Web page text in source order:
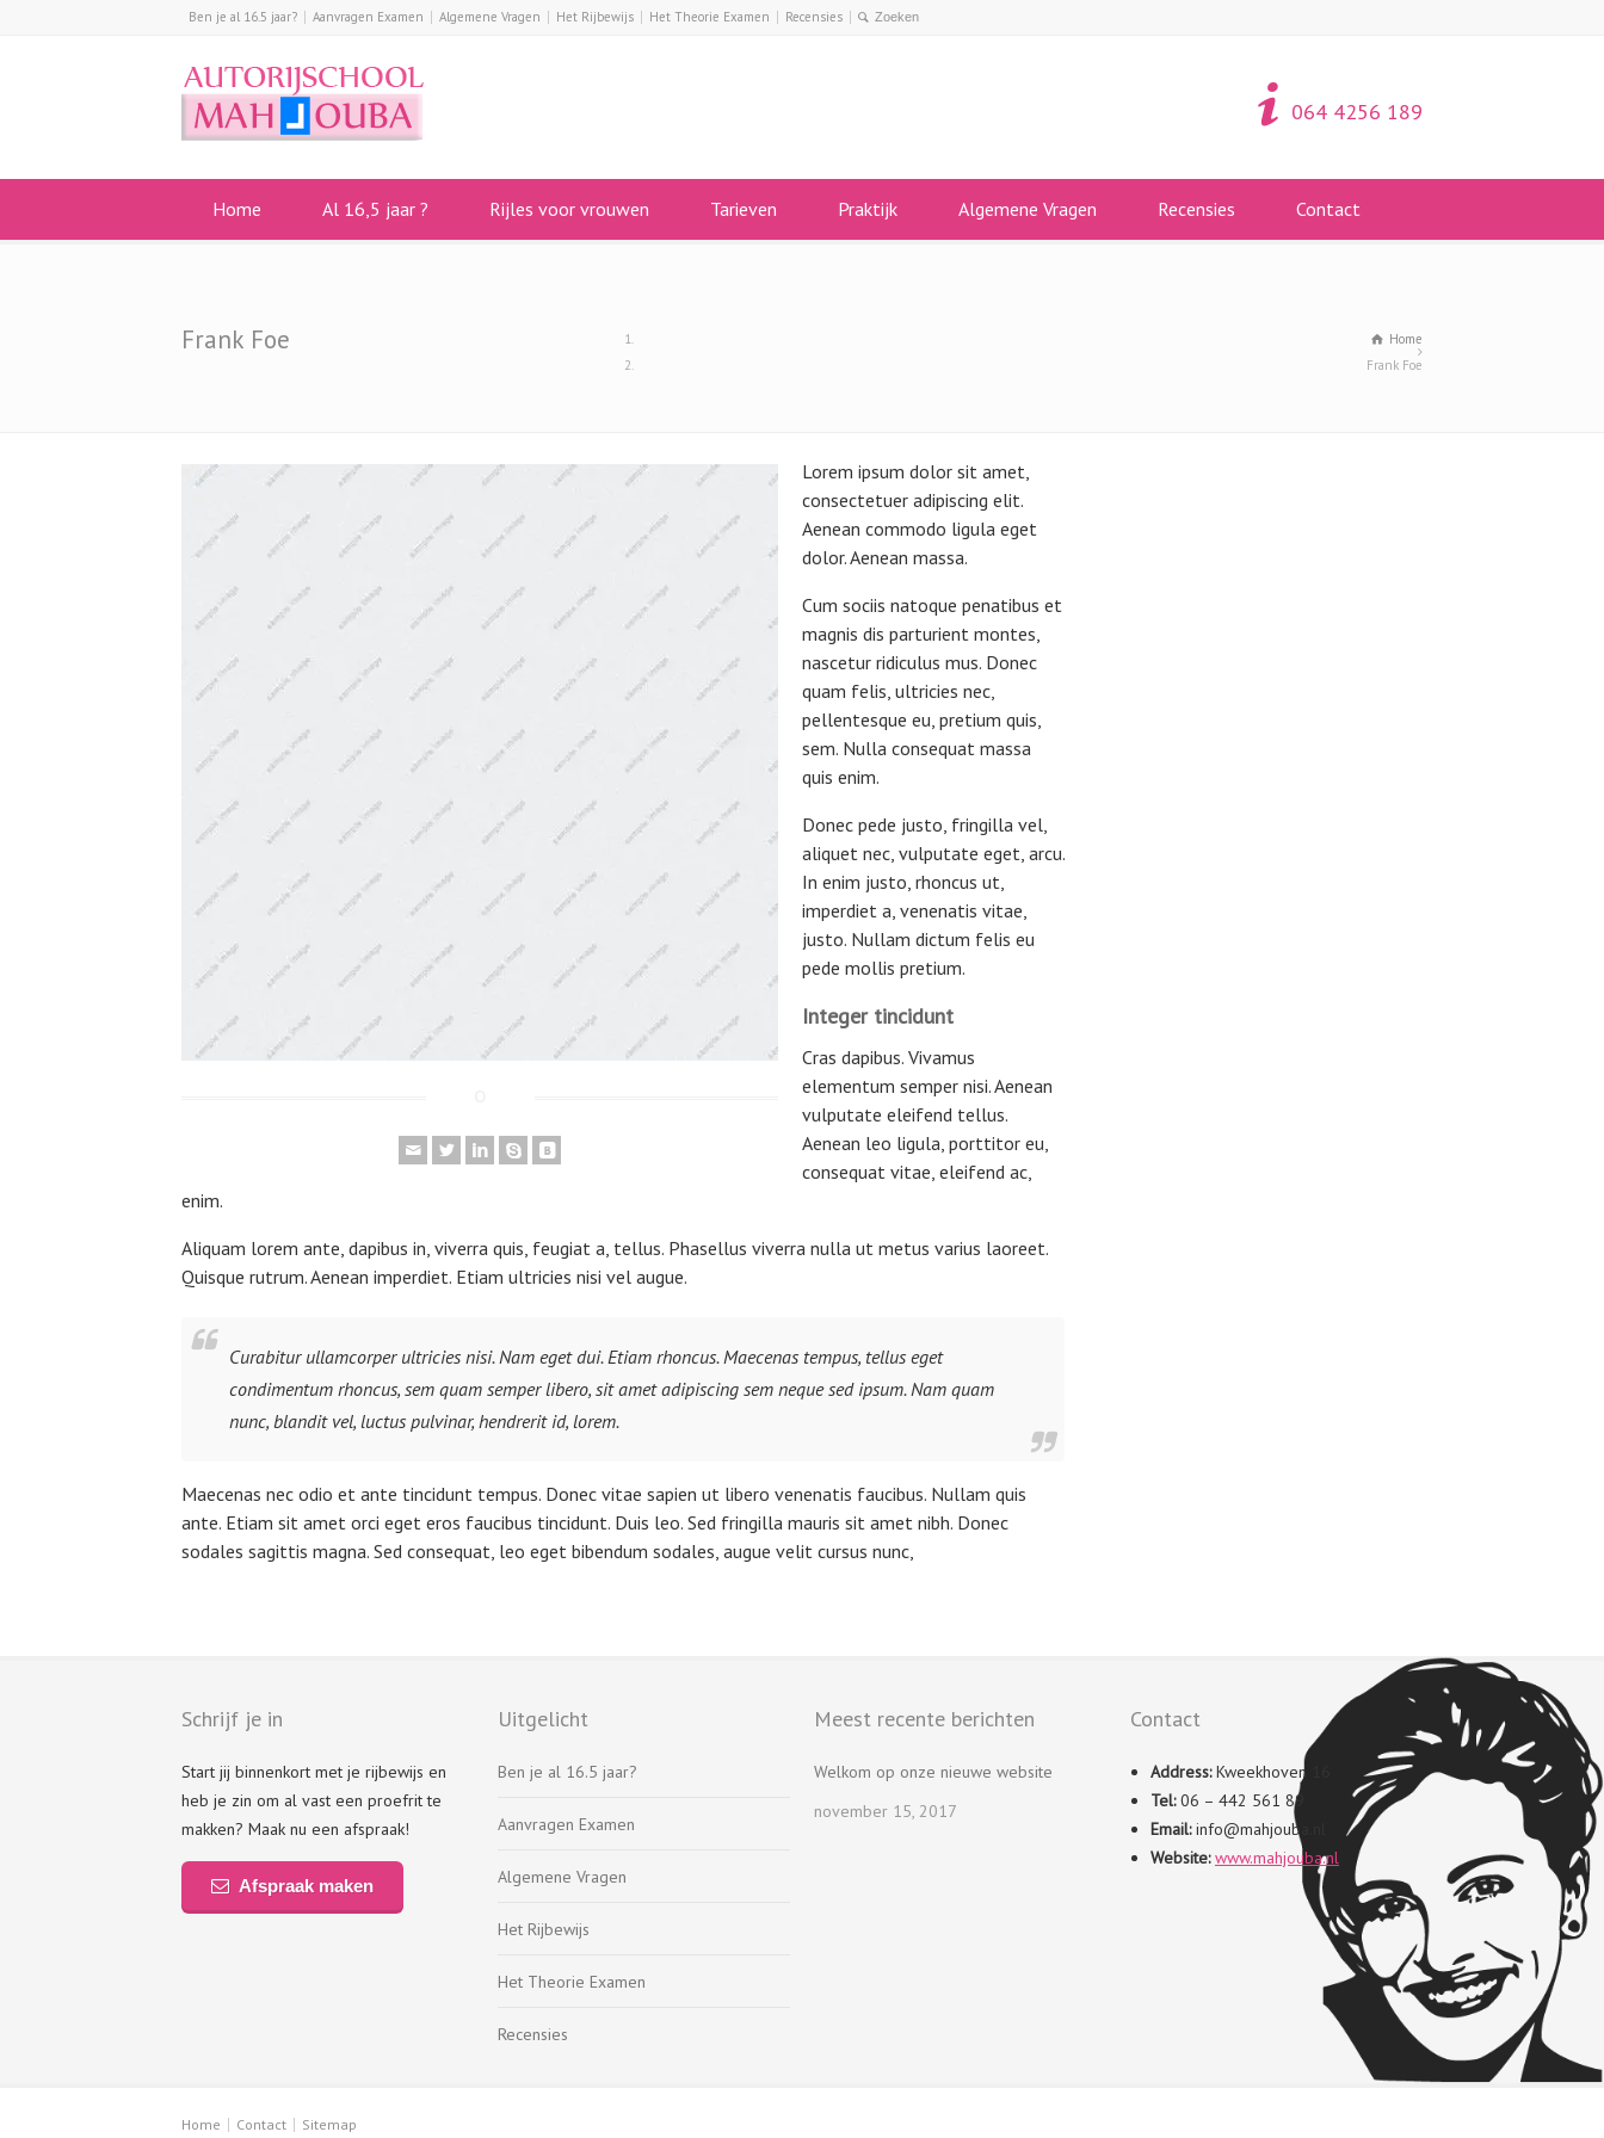
Ben je al 16.5 jaar? Aanvragen Examen Algemene Vragen Het Rijbewijs Het Theorie Examen Recensies
064 4256 189
Home Al 16,5 jaar ? Rijles voor vrouwen Tarieven Praktijk Algemene Vragen Recensies Contact
Frank Foe
Home
Frank Foe
Lorem ipsum dolor sit amet,
consectetuer adipiscing elit.
Aenean commodo ligula eget
dolor. Aenean massa.
Cum sociis natoque penatibus et
magnis dis parturient montes,
nascetur ridiculus mus. Donec
quam felis, ultricies nec,
pellentesque eu, pretium quis,
sem. Nulla consequat massa
quis enim.
Donec pede justo, fringilla vel,
aliquet nec, vulputate eget, arcu.
In enim justo, rhoncus ut,
imperdiet a, venenatis vitae,
justo. Nullam dictum felis eu
pede mollis pretium.
Integer tincidunt
Cras dapibus. Vivamus
elementum semper nisi. Aenean
vulputate eleifend tellus.
Aenean leo ligula, porttitor eu,
consequat vitae, eleifend ac,
enim.
Aliquam lorem ante, dapibus in, viverra quis, feugiat a, tellus. Phasellus viverra nulla ut metus varius laoreet.
Quisque rutrum. Aenean imperdiet. Etiam ultricies nisi vel augue.
Curabitur ullamcorper ultricies nisi. Nam eget dui. Etiam rhoncus. Maecenas tempus, tellus eget
condimentum rhoncus, sem quam semper libero, sit amet adipiscing sem neque sed ipsum. Nam quam
nunc, blandit vel, luctus pulvinar, hendrerit id, lorem.
Maecenas nec odio et ante tincidunt tempus. Donec vitae sapien ut libero venenatis faucibus. Nullam quis
ante. Etiam sit amet orci eget eros faucibus tincidunt. Duis leo. Sed fringilla mauris sit amet nibh. Donec
sodales sagittis magna. Sed consequat, leo eget bibendum sodales, augue velit cursus nunc,
Schrijf je in
Start jij binnenkort met je rijbewijs en
heb je zin om al vast een proefrit te
makken? Maak nu een afspraak!
Afspraak maken
Uitgelicht
Ben je al 16.5 jaar?
Aanvragen Examen
Algemene Vragen
Het Rijbewijs
Het Theorie Examen
Recensies
Meest recente berichten
Welkom op onze nieuwe website
november 15, 2017
Contact
Address:Kweekhoven 16
Tel:06 – 442 561 89
Email:info@mahjouba.nl
Website:www.mahjouba.nl
Home Contact Sitemap